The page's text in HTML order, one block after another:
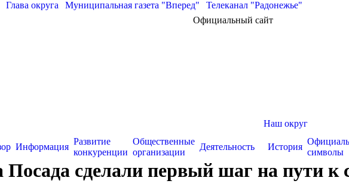
Глава округа Муниципальная газета "Вперед"
Телеканал "Радонежье"
Официальный сайт
Информация
Развитие
конкуренции
Общественные
организации
Деятельность
Наш округ
История
символы
Посада сделали первый шаг на пути